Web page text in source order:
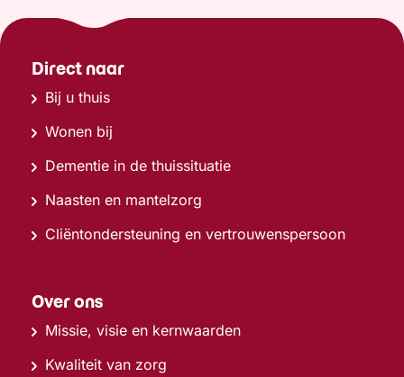
Direct naar
Bij u thuis
Wonen bij
Dementie in de thuissituatie
Naasten en mantelzorg
Cliëntondersteuning en vertrouwenspersoon
Over ons
Missie, visie en kernwaarden
Kwaliteit van zorg